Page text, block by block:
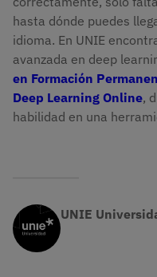
hasta dónde puedes
idioma. En UNIE
avanzada en deep
en Formación
Deep Learning Online,
habilidad en una
UNIE